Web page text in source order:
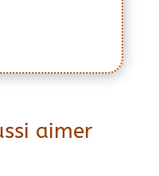
aimer